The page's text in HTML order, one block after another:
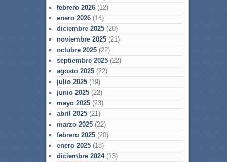
febrero 2026(12)
enero 2026(14)
diciembre 2025(20)
noviembre 2025(21)
octubre 2025(22)
septiembre 2025(22)
agosto 2025(22)
julio 2025(19)
junio 2025(22)
mayo 2025(23)
abril 2025(21)
marzo 2025(22)
febrero 2025(20)
enero 2025(18)
diciembre 2024(13)